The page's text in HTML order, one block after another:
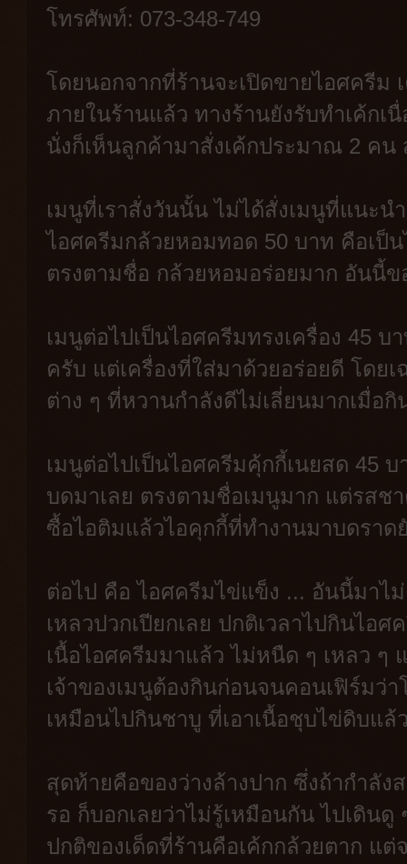
โทรศัพท์: 073-348-749
โดยนอกจากที่ร้านจะเปิดขายไอศครีม
ภายในร้านแล้ว ทางร้านยังรับทำเค้กเ
นั่งก็เห็นลูกค้ามาสั่งเค้กประมาณ 2 คน
เมนูที่เราสั่งวันนั้น ไม่ได้สั่งเมนูที่แนะ
ไอศครีมกล้วยหอมทอด 50 บาท คือเป็
ตรงตามชื่อ กล้วยหอมอร่อยมาก อันนี้
เมนูต่อไปเป็นไอศครีมทรงเครื่อง 45
ครับ แต่เครื่องที่ใส่มาด้วยอร่อยดี โดย
ต่าง ๆ ที่หวานกำลังดีไม่เลี่ยนมากเมื่อ
เมนูต่อไปเป็นไอศครีมคุ้กกี้เนยสด 45
บดมาเลย ตรงตามชื่อเมนูมาก แต่รสช
ซื้อไอติมแล้วไอคุกกี้ที่ทำงานมาบดราด
ต่อไป คือ ไอศครีมไข่แข็ง ... อันนี้มาไ
เหลวปวกเปียกเลย ปกติเวลาไปกินไอ
เนื้อไอศครีมมาแล้ว ไม่หนืด ๆ เหลว
เจ้าของเมนูต้องกินก่อนจนคอนเฟิร์มว่
เหมือนไปกินชาบู ที่เอาเนื้อชุบไข่ดิบแล้
สุดท้ายคือของว่างล้างปาก ซึ่งถ้ากำลัง
รอ ก็บอกเลยว่าไม่รู้เหมือนกัน ไปเดินดู
ปกติของเด็ดที่ร้านคือเค้กกล้วยตาก แ